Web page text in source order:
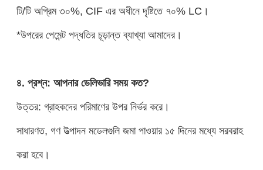
টি/টি অগ্রিম ৩০%, CIF এর অধীনে দৃষ্টিতে ৭০% LC।
*উপরের পেমেন্ট পদ্ধতির চূড়ান্ত ব্যাখ্যা আমাদের।
৪. প্রশ্ন: আপনার ডেলিভারি সময় কত?
উত্তর: গ্রাহকদের পরিমাণের উপর নির্ভর করে।
সাধারণত, গণ উত্পাদন মডেলগুলি জমা পাওয়ার ১৫ দিনের মধ্যে সরবরাহ
করা হবে।